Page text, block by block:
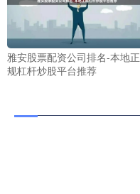
雅安股票配资公司排名-本地正
规杠杆炒股平台推荐